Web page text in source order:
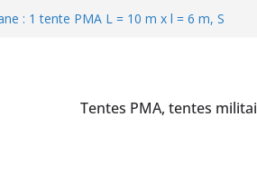
peau capitonnée
tromper l’ennemi en temps de
decoys)
Tentes PMA, tentes